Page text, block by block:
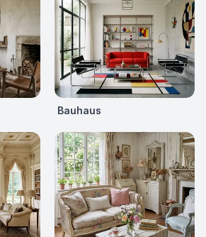
Bauhaus